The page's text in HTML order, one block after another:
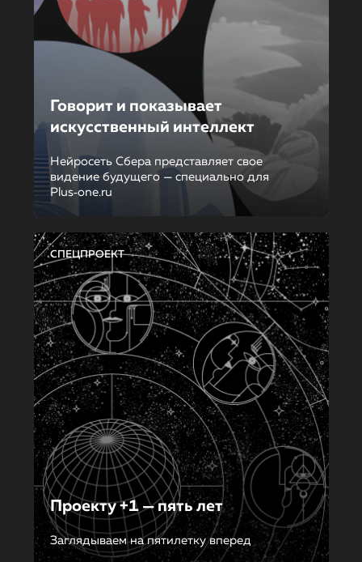
Говорит и показывает
искусственный интеллект
Нейросеть Сбера представляет свое
видение будущего — специально для
Plus‑one.ru
СПЕЦПРОЕКТ
Проекту +1 — пять лет
Заглядываем на пятилетку вперед